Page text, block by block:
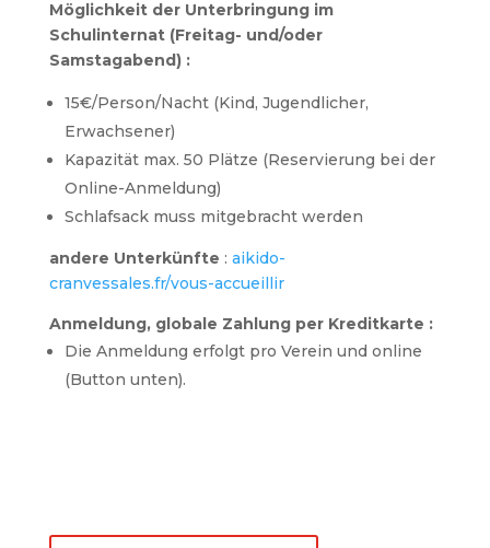
Möglichkeit der Unterbringung im
Schulinternat (Freitag- und/oder
Samstagabend) :
15€/Person/Nacht (Kind, Jugendlicher,
Erwachsener)
Kapazität max. 50 Plätze (Reservierung bei der
Online-Anmeldung)
Schlafsack muss mitgebracht werden
andere Unterkünfte : aikido-
cranvessales.fr/vous-accueillir
Anmeldung, globale Zahlung per Kreditkarte :
Die Anmeldung erfolgt pro Verein und online
(Button unten).